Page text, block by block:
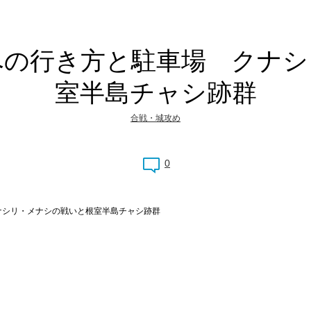
行き方と駐車場 クナ
室半島チャシ跡群
合戦・城攻め
0
リ・メナシの戦いと根室半島チャシ跡群